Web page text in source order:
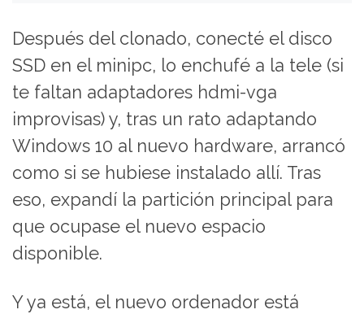
Después del clonado, conecté el disco
SSD en el minipc, lo enchufé a la tele (si
te faltan adaptadores hdmi-vga
improvisas) y, tras un rato adaptando
Windows 10 al nuevo hardware, arrancó
como si se hubiese instalado allí. Tras
eso, expandí la partición principal para
que ocupase el nuevo espacio
disponible.
Y ya está, el nuevo ordenador está